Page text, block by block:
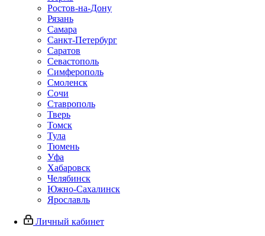
Ростов-на-Дону
Рязань
Самара
Санкт-Петербург
Саратов
Севастополь
Симферополь
Смоленск
Сочи
Ставрополь
Тверь
Томск
Тула
Тюмень
Уфа
Хабаровск
Челябинск
Южно-Сахалинск
Ярославль
Личный кабинет